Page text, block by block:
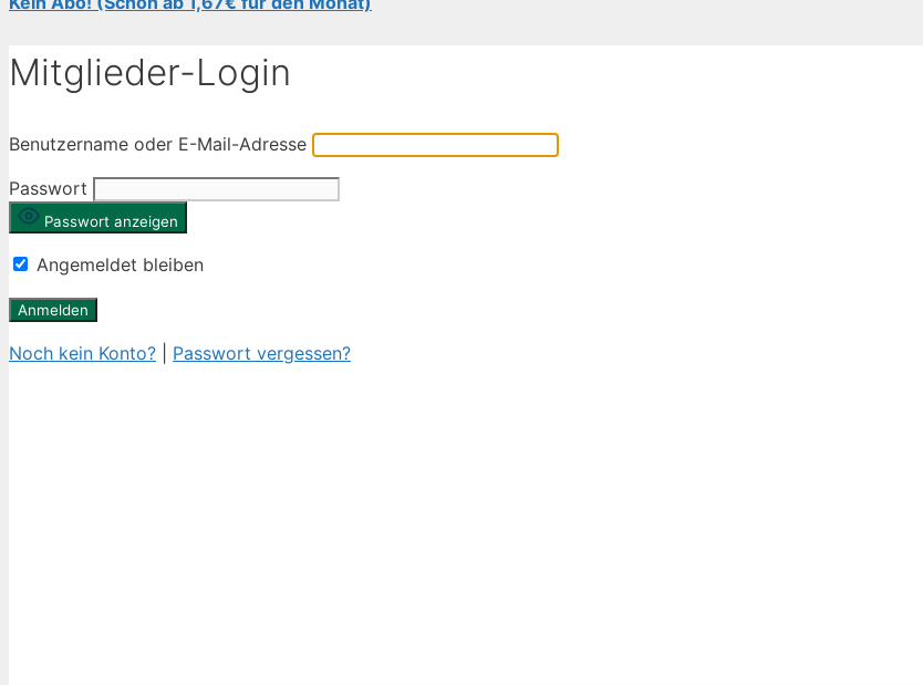
Mitglieder-Login
Benutzername oder E-Mail-Adresse
Passwort
Passwort anzeigen
Angemeldet bleiben
Noch kein Konto? Passwort vergessen?